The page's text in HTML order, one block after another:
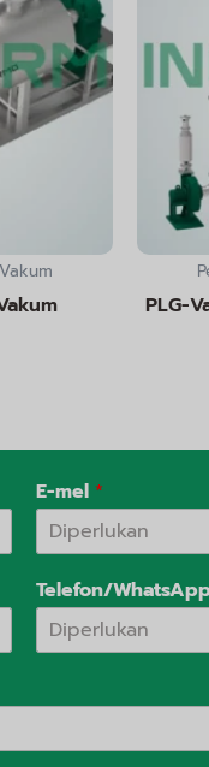
PLG-
E-mel *
Telefon/